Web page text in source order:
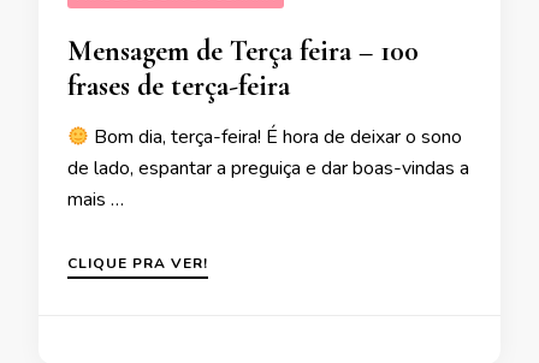
Mensagem de Terça feira – 100
frases de terça-feira
Bom dia, terça-feira! É hora de deixar o sono
de lado, espantar a preguiça e dar boas-vindas a
mais …
CLIQUE PRA VER!